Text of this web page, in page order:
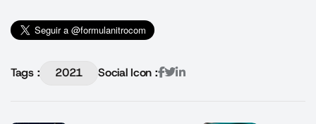
Tags : 2021 Social Icon :